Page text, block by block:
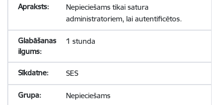
Nepieciešams tikai satura
administratoriem, lai autentificētos.
1 stunda
SES
Nepieciešams